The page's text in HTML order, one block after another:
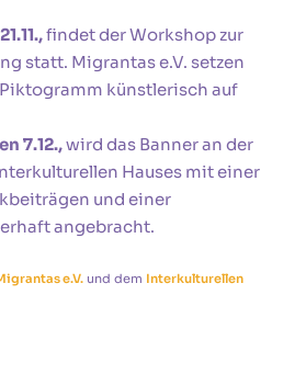
findet der Workshop zur
statt. Migrantas e.V. setzen
künstlerisch auf
7.12.,wird das Banner an der
Hauses mit einer
und einer
angebracht.
e.V. und dem Interkulturellen